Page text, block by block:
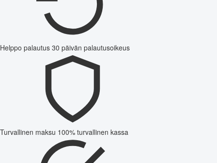
Helppo palautus 30 päivän palautusoikeus
Turvallinen maksu 100% turvallinen kassa